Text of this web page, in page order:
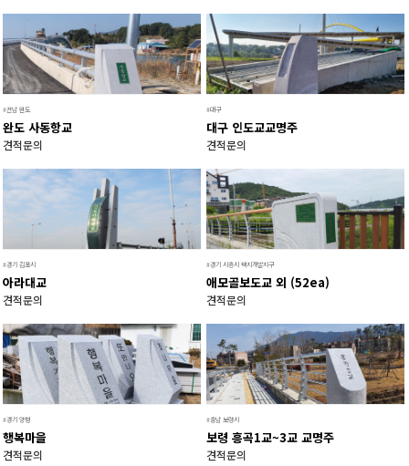
#전남 완도
완도 사동항교
견적문의
#대구
대구 인도교교명주
견적문의
#경기 김포시
아라대교
견적문의
#경기 시흥시 택지개발지구
애모골보도교 외 (52ea)
견적문의
#경기 양평
행복마을
견적문의
#충남 보령시
보령 흥곡1교~3교 교명주
견적문의